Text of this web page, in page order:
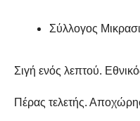
Σύλλογος
Σιγή ενός λεπτού.
Πέρας τελετής.